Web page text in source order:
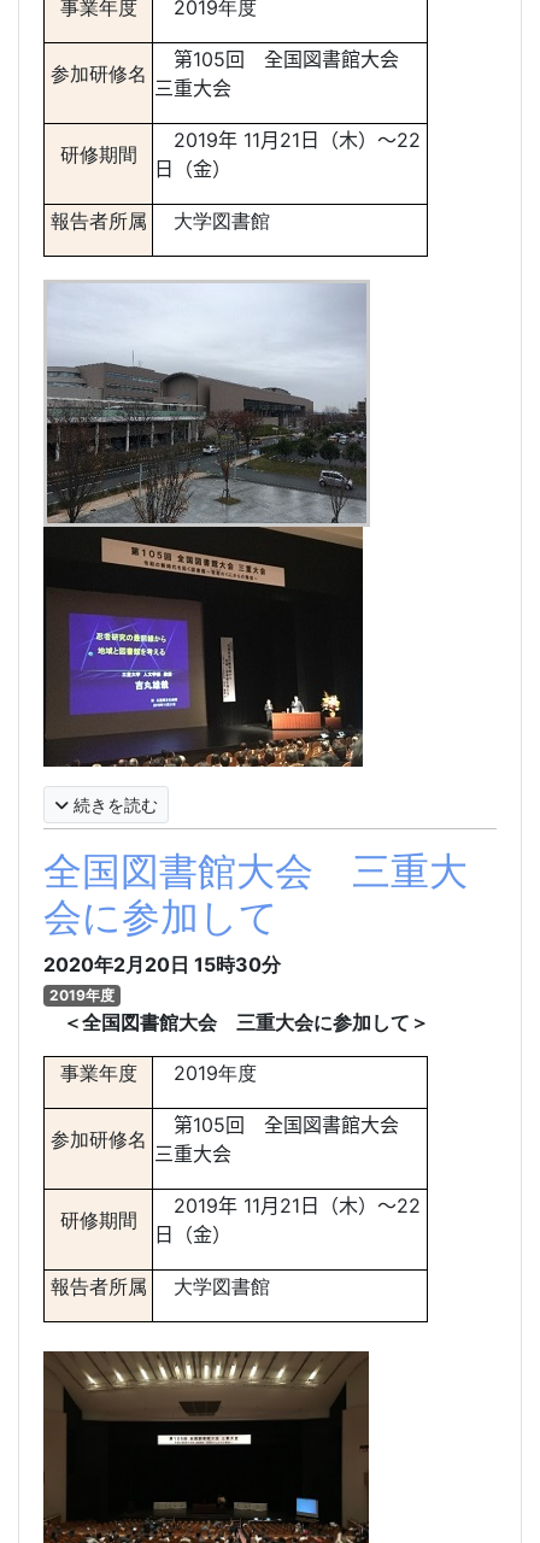
事業年度 2019年度
参加研修名
第105回 全国図書館大会
三重大会
研修期間
2019年 11月21日（木） ～22
日（金）
報告者所属 大学図書館
続きを読む
全国図書館大会 三重大
会に参加して
2020年2月20日 15時30分
2019年度
＜全国図書館大会 三重大会に参加して＞
事業年度 2019年度
参加研修名
第105回 全国図書館大会
三重大会
研修期間
2019年 11月21日（木） ～22
日（金）
報告者所属 大学図書館